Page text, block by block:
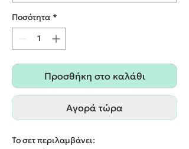
Ποσότητα *
Προσθήκη στο καλάθι
Αγορά τώρα
Το σετ περιλαμβάνει: